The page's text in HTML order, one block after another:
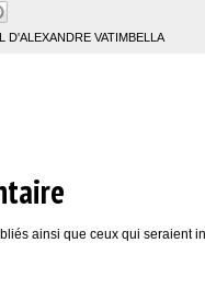
D'ALEXANDRE VATIMBELLA
ainsi que ceux qui seraient